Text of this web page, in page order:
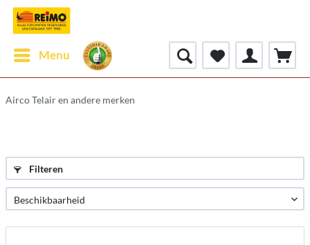
Menu
Airco Telair en andere merken
Filteren